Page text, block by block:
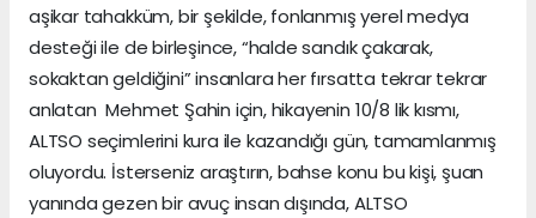
aşikar tahakküm, bir şekilde, fonlanmış yerel medya
desteği ile de birleşince, “halde sandık çakarak,
sokaktan geldiğini” insanlara her fırsatta tekrar tekrar
anlatan Mehmet Şahin için, hikayenin 10/8 lik kısmı,
ALTSO seçimlerini kura ile kazandığı gün, tamamlanmış
oluyordu. İsterseniz araştırın, bahse konu bu kişi, şuan
yanında gezen bir avuç insan dışında, ALTSO